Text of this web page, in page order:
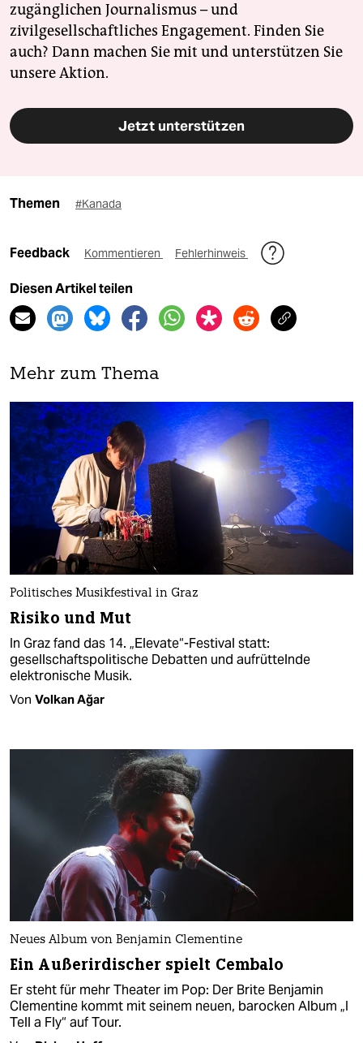
zugänglichen Journalismus – und
zivilgesellschaftliches Engagement. Finden Sie
auch? Dann machen Sie mit und unterstützen Sie
unsere Aktion.
Jetzt unterstützen
Themen #Kanada
Feedback Kommentieren Fehlerhinweis
Diesen Artikel teilen
Mehr zum Thema
Politisches Musikfestival in Graz
Risiko und Mut
In Graz fand das 14. „Elevate“-Festival statt:
gesellschaftspolitische Debatten und aufrüttelnde
elektronische Musik.
Von Volkan Ağar
Neues Album von Benjamin Clementine
Ein Außerirdischer spielt Cembalo
Er steht für mehr Theater im Pop: Der Brite Benjamin
Clementine kommt mit seinem neuen, barocken Album „I
Tell a Fly“ auf Tour.